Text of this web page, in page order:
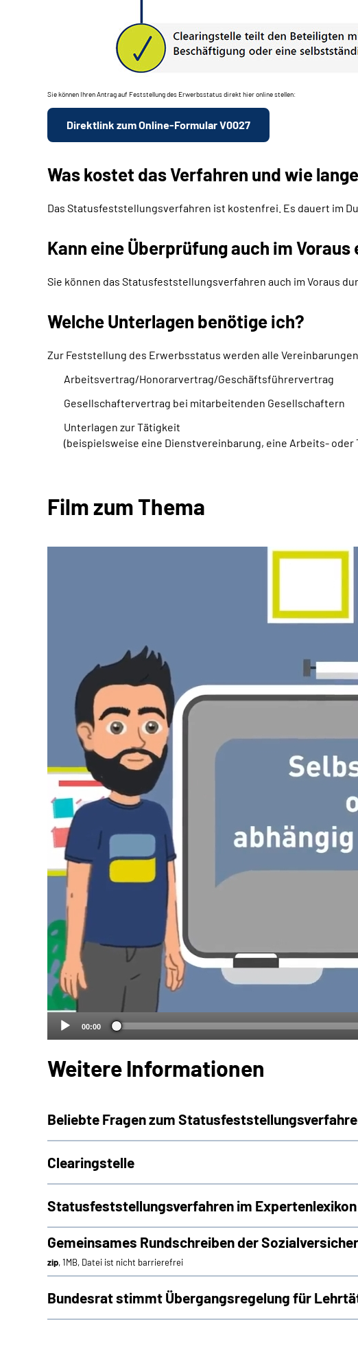
Sie können Ihren Antrag auf Feststellung des Erwerbsstatus direkt hier online stellen:
Direktlink zum Online-Formular V0027
Was kostet das Verfahren und wie
Das Statusfeststellungsverfahren ist kostenfrei. Es dauert im
Kann eine Überprüfung auch im Voraus
Sie können das Statusfeststellungsverfahren auch im Voraus
Welche Unterlagen benötige ich?
Zur Feststellung des Erwerbsstatus werden alle
Arbeitsvertrag/Honorarvertrag/Geschäftsführervertrag
Gesellschaftervertrag bei mitarbeitenden Gesellschaftern
Unterlagen zur Tätigkeit
(beispielsweise eine Dienstvereinbarung, eine Arbeits-
Film zum Thema
00:00
Weitere Informationen
Beliebte Fragen zum
Clearingstelle
Statusfeststellungsverfahren im Expertenlexikon
Gemeinsames Rundschreiben der
zip, 1MB, Datei ist nicht barrierefrei
Bundesrat stimmt Übergangsregelung für